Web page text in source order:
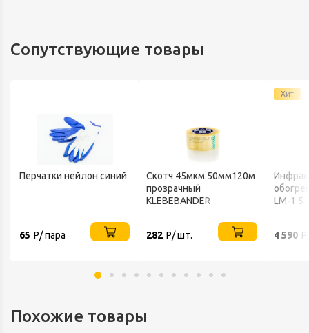
Сопутствующие товары
Перчатки нейлон синий
65 Р/ пара
Скотч 45мкм 50мм120м
прозрачный
KLEBEBANDER
282 Р/ шт.
Хит
LM-
4 590
Похожие товары